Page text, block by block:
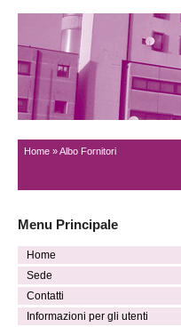
Home » Albo Fornitori
Menu Principale
Home
Sede
Contatti
Informazioni per gli utenti